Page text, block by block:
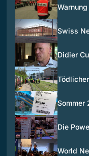
Swiss
Didier
Sommer
Die
World